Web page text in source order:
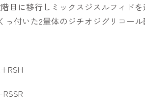
に移行しミックスジスルフィド
っ付いた2量体のジチオジグリコール